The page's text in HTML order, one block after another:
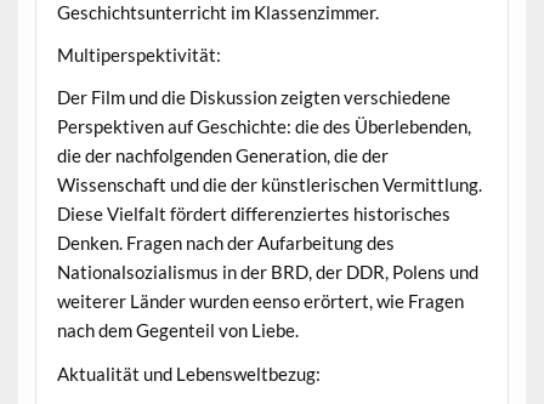
Geschichtsunterricht im Klassenzimmer.
Multiperspektivität:
Der Film und die Diskussion zeigten verschiedene
Perspektiven auf Geschichte: die des Überlebenden,
die der nachfolgenden Generation, die der
Wissenschaft und die der künstlerischen Vermittlung.
Diese Vielfalt fördert differenziertes historisches
Denken. Fragen nach der Aufarbeitung des
Nationalsozialismus in der BRD, der DDR, Polens und
weiterer Länder wurden eenso erörtert, wie Fragen
nach dem Gegenteil von Liebe.
Aktualität und Lebensweltbezug: